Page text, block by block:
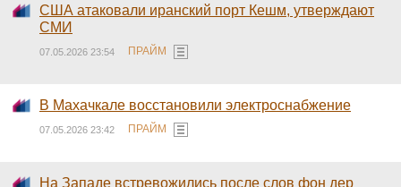
США атаковали иранский порт Кешм, утверждают
СМИ
07.05.2026 23:54 ПРАЙМ
В Махачкале восстановили электроснабжение
07.05.2026 23:42 ПРАЙМ
На Западе встревожились после слов фон дер